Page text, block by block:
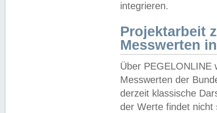
integrieren.
Projektarbeit
Messwerten
Über PEGELONLINE
Messwerten der
derzeit klassische
der Werte findet